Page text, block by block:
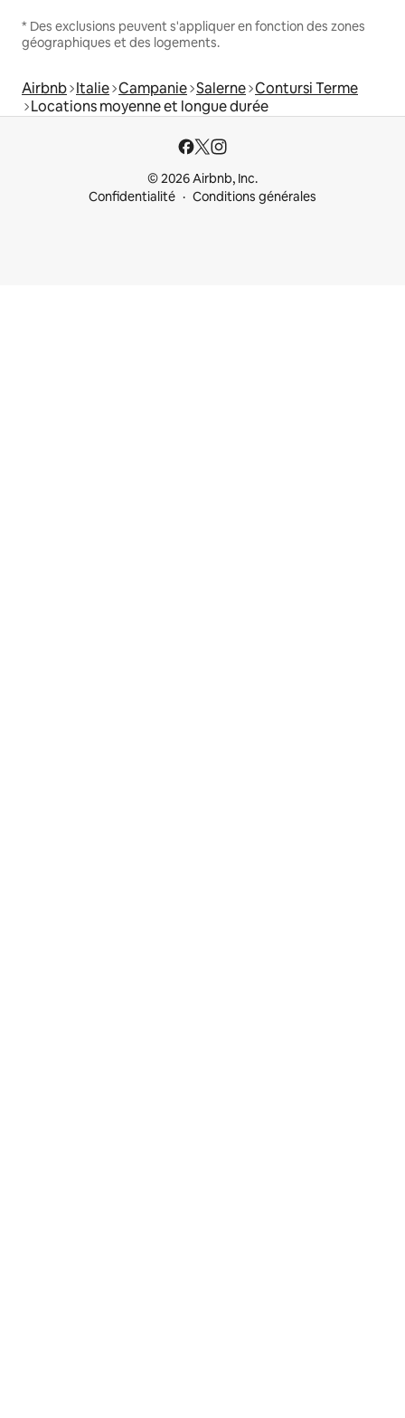
* Des exclusions peuvent s'appliquer en fonction des zones
géographiques et des logements.
Airbnb Italie Campanie Salerne Contursi Terme
Locations moyenne et longue durée
© 2026 Airbnb, Inc.
Confidentialité
Conditions générales